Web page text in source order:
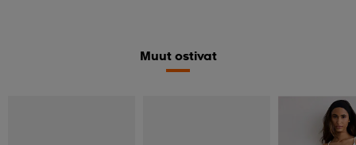
Muut ostivat